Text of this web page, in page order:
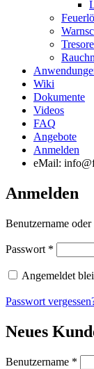
Wiki
Dokumente
Videos
FAQ
Angebote
Anmelden
eMail:
Anmelden
Benutzername
Passwort *
Angemeldet
Passwort
Neues
Benutzername *